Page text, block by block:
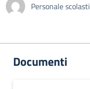
Personale
Documenti